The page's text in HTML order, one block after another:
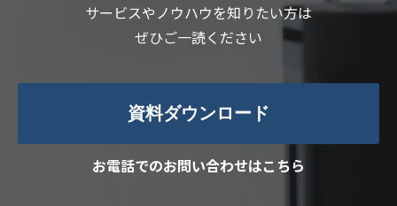
サービスやノウハウを知りたい方は
ぜひご一読ください
資料ダウンロード
お電話でのお問い合わせはこちら